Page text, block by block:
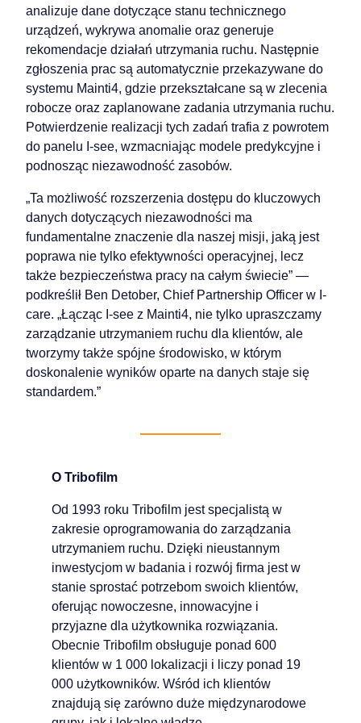
analizuje dane dotyczące stanu technicznego
urządzeń, wykrywa anomalie oraz generuje
rekomendacje działań utrzymania ruchu. Następnie
zgłoszenia prac są automatycznie przekazywane do
systemu Mainti4, gdzie przekształcane są w zlecenia
robocze oraz zaplanowane zadania utrzymania ruchu.
Potwierdzenie realizacji tych zadań trafia z powrotem
do panelu I-see, wzmacniając modele predykcyjne i
podnosząc niezawodność zasobów.
„Ta możliwość rozszerzenia dostępu do kluczowych
danych dotyczących niezawodności ma
fundamentalne znaczenie dla naszej misji, jaką jest
poprawa nie tylko efektywności operacyjnej, lecz
także bezpieczeństwa pracy na całym świecie” —
podkreślił Ben Detober, Chief Partnership Officer w I-
care. „Łącząc I-see z Mainti4, nie tylko upraszczamy
zarządzanie utrzymaniem ruchu dla klientów, ale
tworzymy także spójne środowisko, w którym
doskonalenie wyników oparte na danych staje się
standardem.”
O Tribofilm
Od 1993 roku Tribofilm jest specjalistą w
zakresie oprogramowania do zarządzania
utrzymaniem ruchu. Dzięki nieustannym
inwestycjom w badania i rozwój firma jest w
stanie sprostać potrzebom swoich klientów,
oferując nowoczesne, innowacyjne i
przyjazne dla użytkownika rozwiązania.
Obecnie Tribofilm obsługuje ponad 600
klientów w 1 000 lokalizacji i liczy ponad 19
000 użytkowników. Wśród ich klientów
znajdują się zarówno duże międzynarodowe